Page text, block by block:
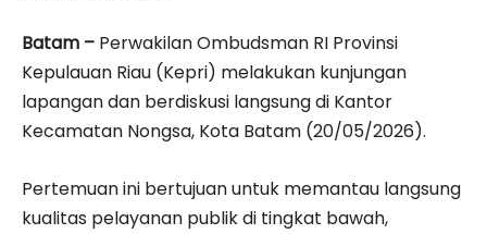
Batam – Perwakilan Ombudsman RI Provinsi
Kepulauan Riau (Kepri) melakukan kunjungan
lapangan dan berdiskusi langsung di Kantor
Kecamatan Nongsa, Kota Batam (20/05/2026).
Pertemuan ini bertujuan untuk memantau langsung
kualitas pelayanan publik di tingkat bawah,